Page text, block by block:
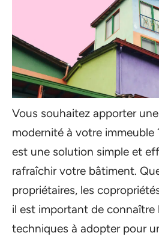
Vous souhaitez apporter
modernité à votre immeuble
est une solution simple et
rafraîchir votre bâtiment.
propriétaires, les
il est important de connaître
techniques à adopter pour